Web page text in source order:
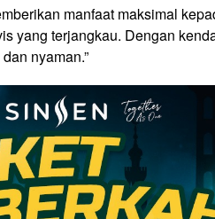
manfaat maksimal
yang terjangkau. Dengan
nyaman.”